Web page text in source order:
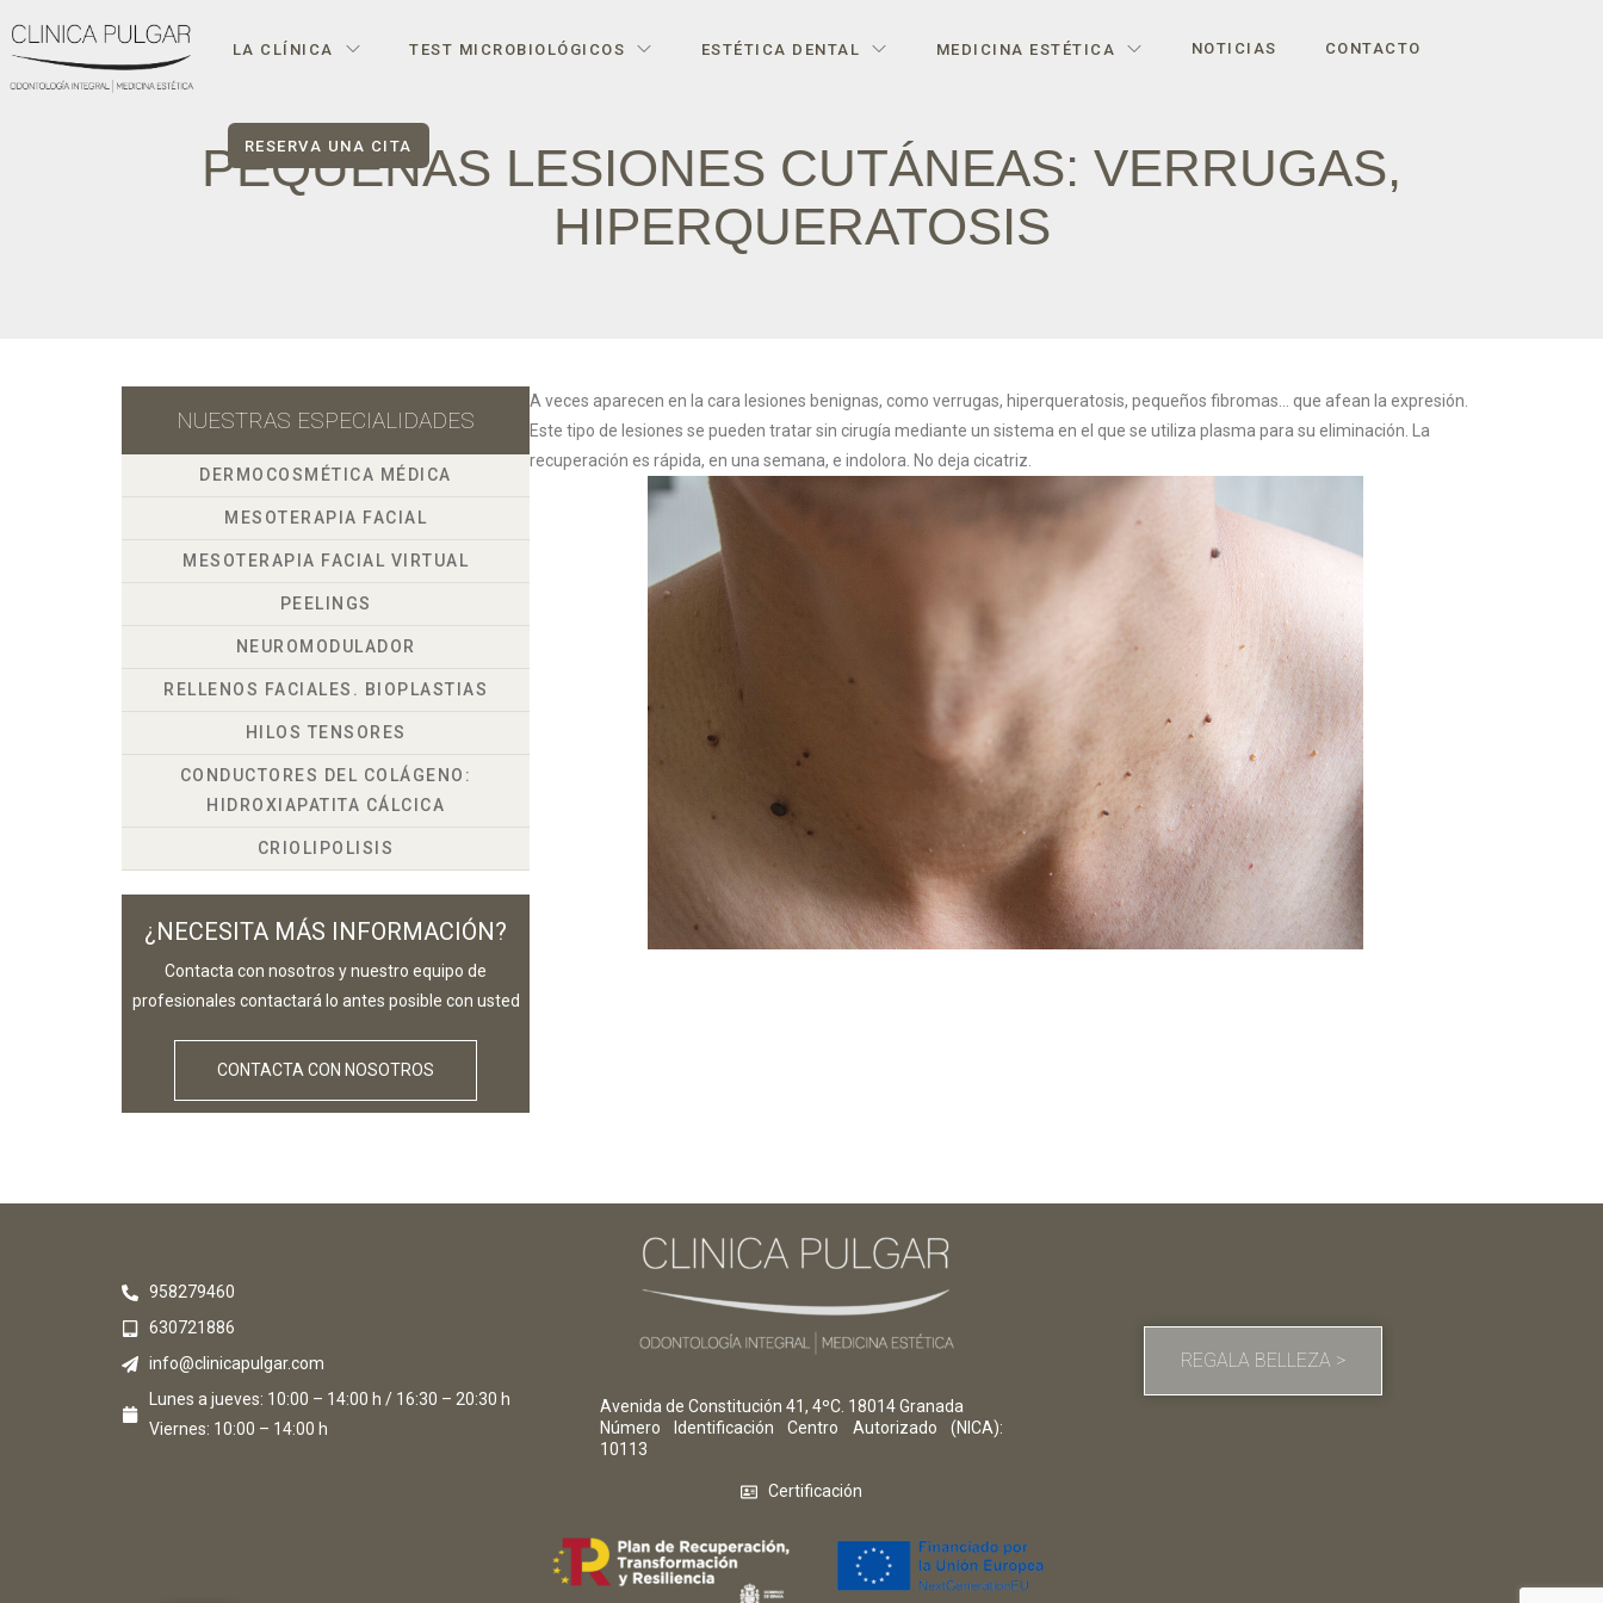
LA CLÍNICA TEST MICROBIOLÓGICOS ESTÉTICA DENTAL MEDICINA ESTÉTICA NOTICIAS CONTACTO
RESERVA UNA CITA
PEQUEÑAS LESIONES CUTÁNEAS: VERRUGAS,
HIPERQUERATOSIS
NUESTRAS ESPECIALIDADES
DERMOCOSMÉTICA MÉDICA
MESOTERAPIA FACIAL
MESOTERAPIA FACIAL VIRTUAL
PEELINGS
NEUROMODULADOR
RELLENOS FACIALES. BIOPLASTIAS
HILOS TENSORES
CONDUCTORES DEL COLÁGENO:
HIDROXIAPATITA CÁLCICA
CRIOLIPOLISIS
¿NECESITA MÁS INFORMACIÓN?
Contacta con nosotros y nuestro equipo de
profesionales contactará lo antes posible con usted
CONTACTA CON NOSOTROS
A veces aparecen en la cara lesiones benignas, como verrugas, hiperqueratosis, pequeños fibromas… que afean la expresión.
Este tipo de lesiones se pueden tratar sin cirugía mediante un sistema en el que se utiliza plasma para su eliminación. La
recuperación es rápida, en una semana, e indolora. No deja cicatriz.
958279460
630721886
info@clinicapulgar.com
Lunes a jueves: 10:00 – 14:00 h / 16:30 – 20:30 h
Viernes: 10:00 – 14:00 h
Avenida de Constitución 41, 4ºC. 18014 Granada
Número Identificación Centro Autorizado (NICA):
10113
Certificación
REGALA BELLEZA >